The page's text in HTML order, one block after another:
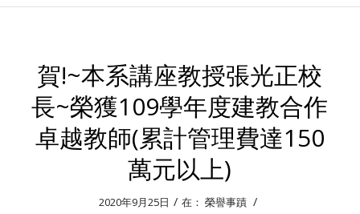
賀!~本系講座教授張光正校
長~榮獲109學年度建教合作
卓越教師(累計管理費達150
萬元以上)
2020年9月25日 / 在： 榮譽事蹟 /